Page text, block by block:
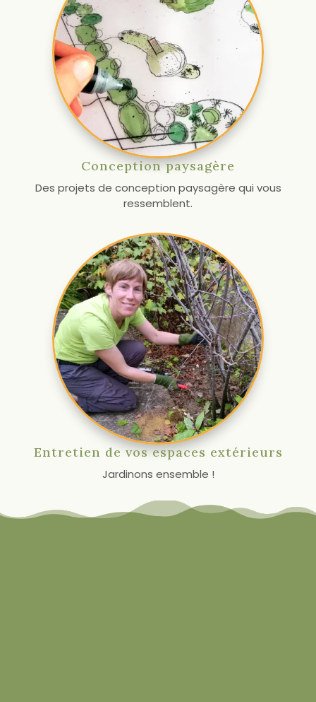
Conception paysagère
Des projets de conception paysagère qui vous
ressemblent.
Entretien de vos espaces extérieurs
Jardinons ensemble !